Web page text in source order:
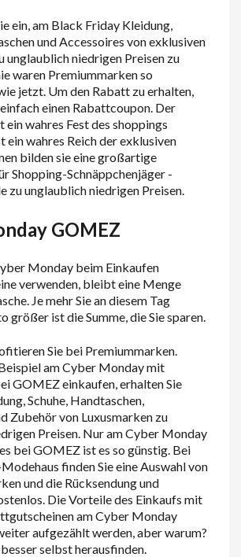
ein, am Black Friday Kleidung,
und Accessoires von exklusiven
unglaublich niedrigen Preisen zu
waren Premiummarken so
jetzt. Um den Rabatt zu erhalten,
einen Rabattcoupon. Der
ein wahres Fest des shoppings
ein wahres Reich der exklusiven
bilden sie eine großartige
Shopping-Schnäppchenjäger -
zu unglaublich niedrigen Preisen.
GOMEZ
Monday beim Einkaufen
verwenden, bleibt eine Menge
Je mehr Sie an diesem Tag
größer ist die Summe, die Sie sparen.
Sie bei Premiummarken.
am Cyber Monday mit
GOMEZ einkaufen, erhalten Sie
Schuhe, Handtaschen,
Zubehör von Luxusmarken zu
Preisen. Nur am Cyber Monday
bei GOMEZ ist es so günstig. Bei
finden Sie eine Auswahl von
und die Rücksendung und
Die Vorteile des Einkaufs mit
am Cyber Monday
aufgezählt werden, aber warum?
selbst herausfinden.